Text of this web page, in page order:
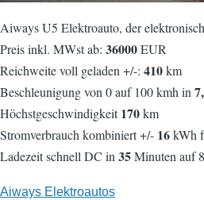
Aiways U5 Elektroauto, der
Preis inkl. MWst ab: 36000EUR
Reichweite voll geladen +/-: 410km
Beschleunigung von 0 auf 100 kmh in
Höchstgeschwindigkeit170km
Stromverbrauch kombiniert +/- 16kWh
Ladezeit schnell DC in 35Minuten auf
Aiways Elektroautos